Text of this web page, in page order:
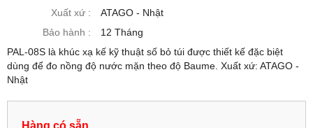
Xuất xứ :
ATAGO - Nhật
Bảo hành :
12 Tháng
PAL-08S là khúc xạ kế kỹ thuật số bỏ túi được thiết kế đặc biệt
dùng để đo nồng độ nước mặn theo độ Baume. Xuất xứ: ATAGO -
Nhật
Hàng có sẵn